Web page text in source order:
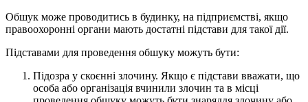
Обшук може проводитись в будинку, на підприємстві, якщо
правоохоронні органи мають достатні підстави для такої дії.
Підставами для проведення обшуку можуть бути:
Підозра у скоєнні злочину. Якщо є підстави вважати, що
особа або організація вчинили злочин та в місці